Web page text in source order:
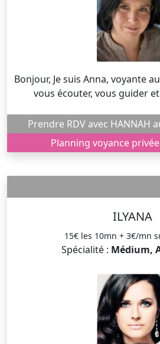
Bonjour, Je suis Anna, voyante auditive. Je suis là pour
vous écouter, vous guider
Planning voyance
ILYANA
15€ les 10mn + 3€/mn
Spécialité : Médium,